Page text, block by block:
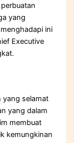
yang
ini
Executive
yang selamat
yang dalam
membuat
kemungkinan